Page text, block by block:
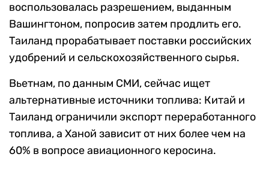
воспользовалась разрешением, выданным
Вашингтоном, попросив затем продлить его.
Таиланд прорабатывает поставки российских
удобрений и сельскохозяйственного сырья.
Вьетнам, по данным СМИ, сейчас ищет
альтернативные источники топлива: Китай и
Таиланд ограничили экспорт переработанного
топлива, а Ханой зависит от них более чем на
60% в вопросе авиационного керосина.